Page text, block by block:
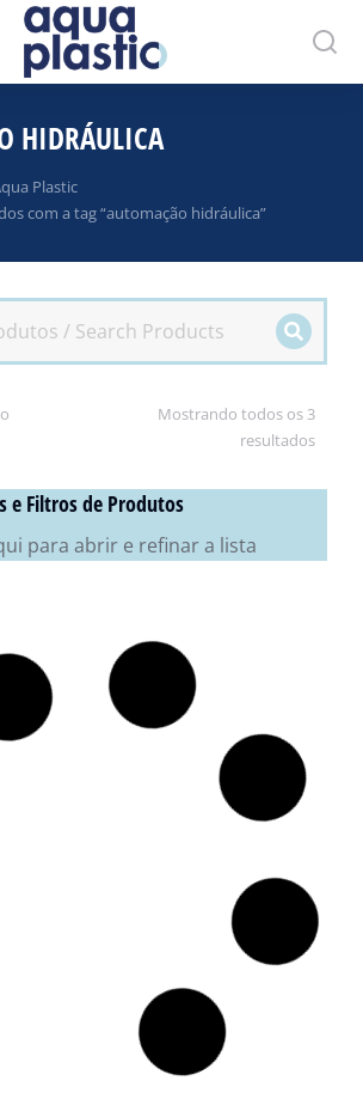
HIDRÁULICA
Plastic
com a tag “automação hidráulica”
Mostrando todos os 3
resultados
e Filtros de Produtos
para abrir e refinar a lista